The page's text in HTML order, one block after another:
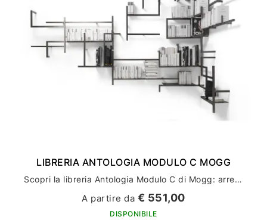
LIBRERIA ANTOLOGIA MODULO C MOGG
Scopri la libreria Antologia Modulo C di Mogg: arreda la tua casa con stile ed eleganza
A partire da € 551,00
DISPONIBILE